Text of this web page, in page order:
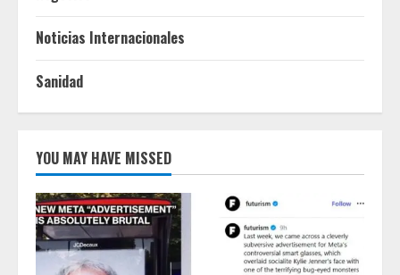
Noticias Internacionales
Sanidad
YOU MAY HAVE MISSED